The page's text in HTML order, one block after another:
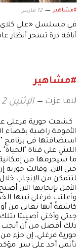
#مشاهير 12 مارس
في مسلسل «علي
أناقة درة تسحر أنظار
#مشاهير
لاما عزت الإثنين 2 مايو 2016 13:33
كشفت حورية فرغلي
الأمومة راضية بقضاء
استضافتها في برنامج
الليثي على قناة
ما سيحرمها من إمكانية
حتى الآن. وقالت حورية
لتتمكن من الإنجاب
الأمل بإنجابها الآن
وأعلنت فرغلي نيتها
كاشفةً أنها تعاني من
جدتي وأختي أصيبتا بتلك
ذلك أفضل من أن أنجب
حورية فرغلي، إن جزء
تأتمن أحد على سر.